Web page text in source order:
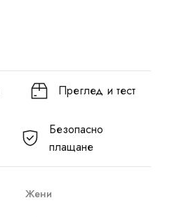
Преглед и тест
Безопасно
плащане
Жени